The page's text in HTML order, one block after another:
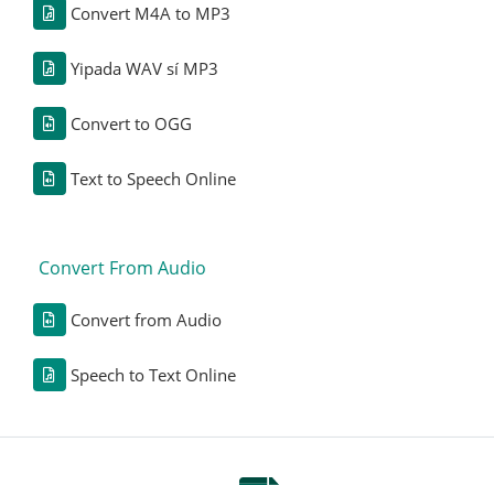
Convert M4A to MP3
Yipada WAV sí MP3
Convert to OGG
Text to Speech Online
Convert From Audio
Convert from Audio
Speech to Text Online